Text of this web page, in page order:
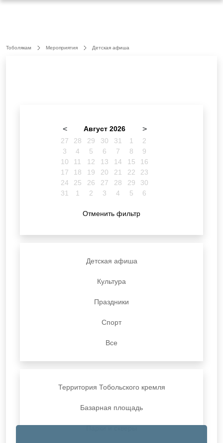
Тоболякам Мероприятия Детская афиша
< Август 2026 >
27 28 29 30 31 1
2
3
4 5 6 7 8
9
10
11 12 13 14 15
16
17
18 19 20 21 22
23
24
25 26 27 28 29
30
31
1 2 3 4 5 6
Отменить фильтр
Детская афиша
Культура
Праздники
Спорт
Все
Территория Тобольского кремля
Базарная площадь